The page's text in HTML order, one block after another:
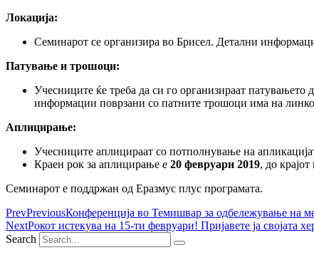
Локација:
Семинарот се организира во Брисел. Детални
Патување и трошоци:
Учесниците ќе треба да си го организираат
информации поврзани со патните трошоци има на
Аплицирање:
Учесниците аплицираат со потполнување на
Краен рок за аплицирање е 20 февруари 2019, до
Семинарот е поддржан од Еразмус плус програмата.
PrevPreviousКонференција во Темишвар за одбележување на
NextРокот истекува на 15-ти февруари! Пријавете ја својата
Search